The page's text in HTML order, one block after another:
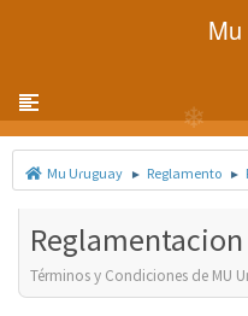
Toggle navigation
Mu Uruguay ► Reglamento ►
Términos y Condiciones de MU
❄ ❄
❄